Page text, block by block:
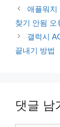
애플워치
찾기 안됨 오
갤럭시
끝내기 방법
댓글 남